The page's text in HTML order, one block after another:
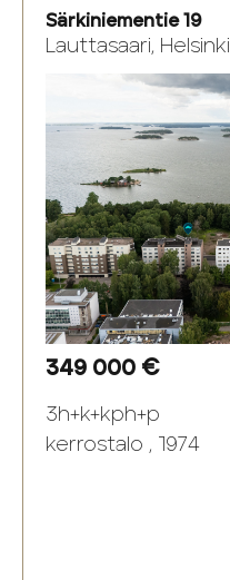
Särkiniementie 19
Lauttasaari, Helsinki
349 000 €
3h+k+kph+p
kerrostalo , 1974